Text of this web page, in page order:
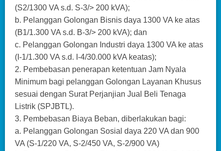
(S2/1300 VA s.d. S-3/> 200 kVA);
b. Pelanggan Golongan Bisnis daya 1300 VA ke atas
(B1/1.300 VA s.d. B-3/> 200 kVA); dan
c. Pelanggan Golongan Industri daya 1300 VA ke atas
(I-1/1.300 VA s.d. I-4/30.000 kVA keatas);
2. Pembebasan penerapan ketentuan Jam Nyala
Minimum bagi pelanggan Golongan Layanan Khusus
sesuai dengan Surat Perjanjian Jual Beli Tenaga
Listrik (SPJBTL).
3. Pembebasan Biaya Beban, diberlakukan bagi:
a. Pelanggan Golongan Sosial daya 220 VA dan 900
VA (S-1/220 VA, S-2/450 VA, S-2/900 VA)